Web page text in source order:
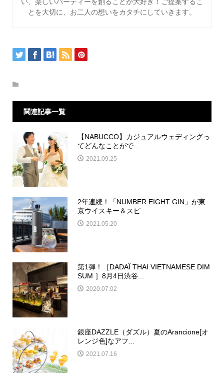
とを大切に、お二人の想いをカタチにしていきます。
関連記事一覧
【NABUCCO】カジュアルウェディングっ
てどんなことがで...
2021.09.25
2年連続！「NUMBER EIGHT GIN」が東
京ウイスキー＆スピ...
2021.05.20
第1弾！［DADAÏ THAI VIETNAMESE DIM
SUM ］8月4日渋谷...
2020.07.02
銀座DAZZLE（ダズル）夏のArancione[オ
レンジ色]なアフ...
2021.07.16